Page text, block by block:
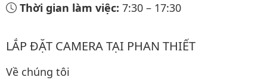
Thời gian làm việc: 7:30 – 17:30
LẮP ĐẶT CAMERA TẠI PHAN THIẾT
Về chúng tôi